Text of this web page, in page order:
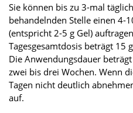
Sie können bis zu 3-mal
behandelnden Stelle einen 4-
(entspricht 2-5 g Gel)
Tagesgesamtdosis beträgt 15
Die Anwendungsdauer
zwei bis drei Wochen. Wenn
Tagen nicht deutlich
auf.